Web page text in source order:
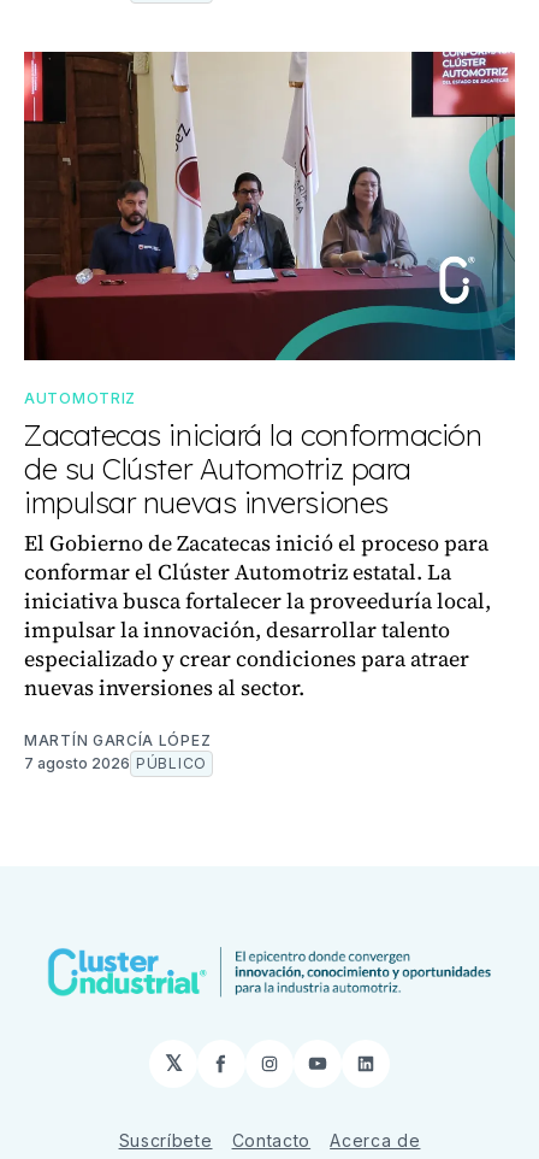
AUTOMOTRIZ
Zacatecas iniciará la conformación
de su Clúster Automotriz para
impulsar nuevas inversiones
El Gobierno de Zacatecas inició el proceso para
conformar el Clúster Automotriz estatal. La
iniciativa busca fortalecer la proveeduría local,
impulsar la innovación, desarrollar talento
especializado y crear condiciones para atraer
nuevas inversiones al sector.
MARTÍN GARCÍA LÓPEZ
7 agosto 2026 PÚBLICO
𝕏 Facebook
Instagram
YouTubeLinkedIn
Suscríbete Contacto Acerca de